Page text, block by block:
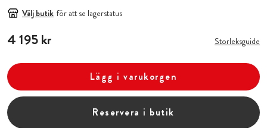
Välj butik för att se lagerstatus
Pris:4 195 kr
4 195 kr Storleksguide
Lägg i varukorgen
Reservera i butik